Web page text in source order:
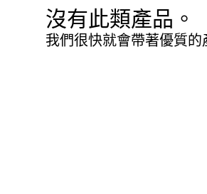
沒有此類產品。
我們很快就會帶著優質的